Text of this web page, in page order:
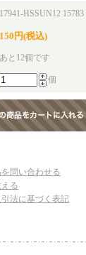
17941-HSSUN12 15783
150円(税込)
あと12個です
個
問い合わせる
る
法に基づく表記